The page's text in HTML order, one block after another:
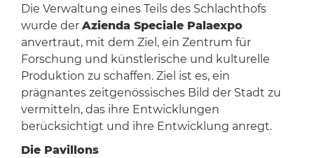
Die Verwaltung eines Teils des Schlachthofs
wurde der Azienda Speciale Palaexpo
anvertraut, mit dem Ziel, ein Zentrum für
Forschung und künstlerische und kulturelle
Produktion zu schaffen. Ziel ist es, ein
prägnantes zeitgenössisches Bild der Stadt zu
vermitteln, das ihre Entwicklungen
berücksichtigt und ihre Entwicklung anregt.
Die Pavillons